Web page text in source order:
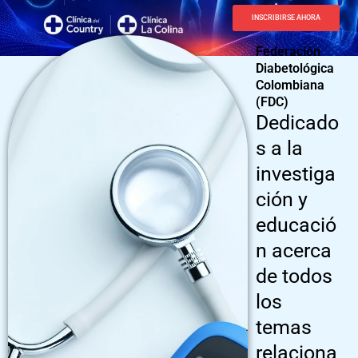
INSCRIBIRSE AHORA
Federación
Diabetológica
Colombiana
(FDC)
Dedicado
s a la
investiga
ción y
educació
n acerca
de todos
los
temas
relaciona